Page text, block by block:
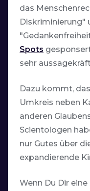
das
Diskriminierung"
Spots
sehr
Dazu kommt,
Umkreis neben
anderen
Scientologen
nur Gutes über
expandierende
Wenn Du Dir